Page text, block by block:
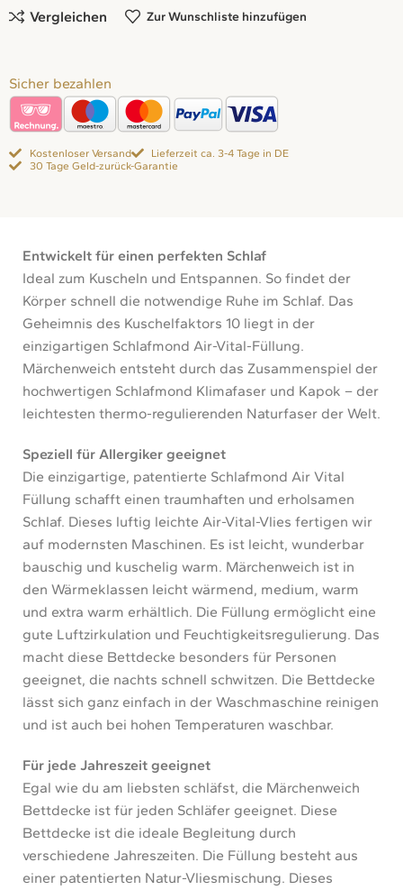
Vergleichen Zur Wunschliste hinzufügen
Sicher bezahlen
Kostenloser Versand
Lieferzeit ca. 3-4 Tage in DE
30 Tage Geld-zurück-Garantie
Entwickelt für einen perfekten Schlaf
Ideal zum Kuscheln und Entspannen. So findet der
Körper schnell die notwendige Ruhe im Schlaf. Das
Geheimnis des Kuschelfaktors 10 liegt in der
einzigartigen Schlafmond Air-Vital-Füllung.
Märchenweich entsteht durch das Zusammenspiel der
hochwertigen Schlafmond Klimafaser und Kapok – der
leichtesten thermo-regulierenden Naturfaser der Welt.
Speziell für Allergiker geeignet
Die einzigartige, patentierte Schlafmond Air Vital
Füllung schafft einen traumhaften und erholsamen
Schlaf. Dieses luftig leichte Air-Vital-Vlies fertigen wir
auf modernsten Maschinen. Es ist leicht, wunderbar
bauschig und kuschelig warm. Märchenweich ist in
den Wärmeklassen leicht wärmend, medium, warm
und extra warm erhältlich. Die Füllung ermöglicht eine
gute Luftzirkulation und Feuchtigkeitsregulierung. Das
macht diese Bettdecke besonders für Personen
geeignet, die nachts schnell schwitzen. Die Bettdecke
lässt sich ganz einfach in der Waschmaschine reinigen
und ist auch bei hohen Temperaturen waschbar.
Für jede Jahreszeit geeignet
Egal wie du am liebsten schläfst, die Märchenweich
Bettdecke ist für jeden Schläfer geeignet. Diese
Bettdecke ist die ideale Begleitung durch
verschiedene Jahreszeiten. Die Füllung besteht aus
einer patentierten Natur-Vliesmischung. Dieses